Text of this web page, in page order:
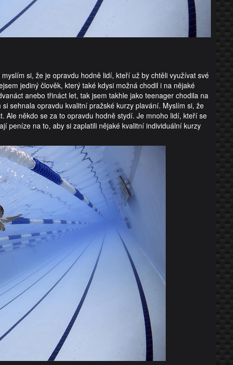
si, že je opravdu hodně lidí, kteří už by chtěli využívat své
jediný člověk, který také kdysi možná chodil i na nějaké
anebo třináct let, tak jsem takhle jako teenager chodila na
sehnala opravdu kvalitní pražské kurzy plavání. Myslím si, že
Ale někdo se za to opravdu hodně stydí. Je mnoho lidí, kteří se
peníze na to, aby si zaplatili nějaké kvalitní individuální kurzy